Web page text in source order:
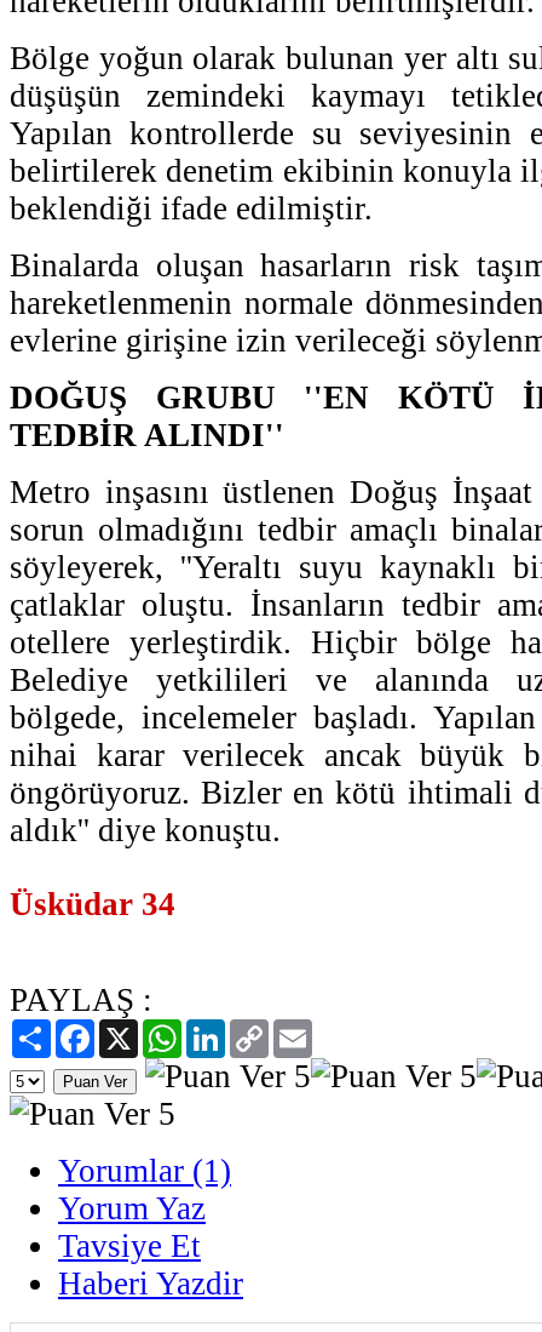
Bölge yoğun olarak bulunan yer altı
düşüşün zemindeki kaymayı
Yapılan kontrollerde su seviyesinin
belirtilerek denetim ekibinin konuyla
beklendiği ifade edilmiştir.
Binalarda oluşan hasarların risk
hareketlenmenin normale
evlerine girişine izin verileceği
DOĞUŞ GRUBU ''EN KÖTÜ
TEDBİR ALINDI''
Metro inşasını üstlenen Doğuş
sorun olmadığını tedbir amaçlı
söyleyerek, ''Yeraltı suyu kaynaklı
çatlaklar oluştu. İnsanların tedbir
otellere yerleştirdik. Hiçbir bölge
Belediye yetkilileri ve alanında
bölgede, incelemeler başladı.
nihai karar verilecek ancak büyük
öngörüyoruz. Bizler en kötü ihtimali
aldık'' diye konuştu.
Üsküdar 34
PAYLAŞ :
PaylaşFacebook
X WhatsAppLinkedIn
Copy
Link
Yorumlar (1)
Yorum Yaz
Tavsiye Et
Haberi Yazdir